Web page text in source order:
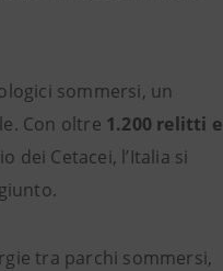
sommersi, un
Con oltre 1.200 relitti e
dei Cetacei, l’Italia si
tra parchi sommersi,